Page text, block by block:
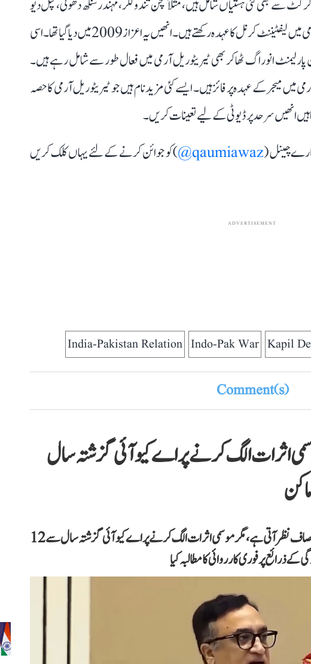
سے بھی کئی ہستیاں شامل ہیں، مثلاً سچن تندولکر، مہندر سنگھ دھونی، کپل دیو
وغیرہ۔ فلمی اداکار موہن لال بھی ٹیریٹوریل آرمی میں لیفٹیننٹ کرنل کا عہدہ رکھتے ہیں۔ انھیں یہ اعزاز 2009 میں دیا گیا تھا۔ اسی
انوراگ ٹھاکر بھی ٹیریٹوریل آرمی میں فعال طور سے شامل رہے ہیں۔
میں میجر کے عہدہ پر فائز ہیں۔ ایسے کئی مزید نام ہیں جو ٹیریٹوریل آرمی کا حصہ
انھیں سرحد پر ڈیوٹی کے لیے تعینات کریں۔
چینل (qaumiawaz@
) کو جوائن کرنے کے لئے یہاں کلک کریں
ADVERTISEMENT
Kapil
Indo-Pak War
India-Pakistan Relation
Comment(s)
اثرات الگ کرنے پر اے کیو آئی گزشتہ سال
اجے ماکن نے دعویٰ کیا ہے کہ دہلی میں بظاہر ہوا صاف نظر آتی ہے، مگر موسمی اثرات الگ کرنے پر اے کیو آئی گزشتہ سال سے 12
پر فوری کارروائی کا مطالبہ کیا